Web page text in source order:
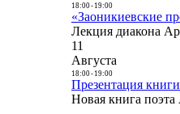
18:00- 19:00
«Заоникиевские
Лекция диакона
11
Августа
18:00- 19:00
Презентация
Новая книга